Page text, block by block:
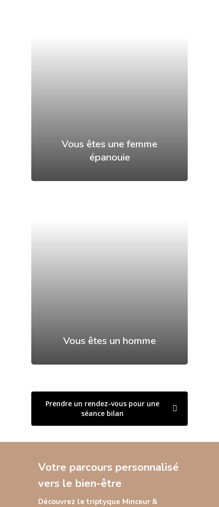
Vous êtes une femme
épanouie
Vous êtes un homme
Prendre un rendez-vous pour une
séance bilan
Votre parcours personnalisé
vers le bien-être
Découvrez le triptyque Minceur &